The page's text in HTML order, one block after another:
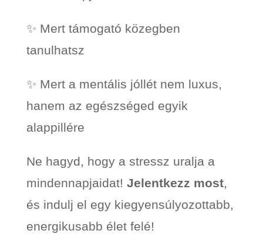
✨ Mert támogató közegben
tanulhatsz
✨ Mert a mentális jóllét nem luxus,
hanem az egészséged egyik
alappillére
Ne hagyd, hogy a stressz uralja a
mindennapjaidat! Jelentkezz most,
és indulj el egy kiegyensúlyozottabb,
energikusabb élet felé!